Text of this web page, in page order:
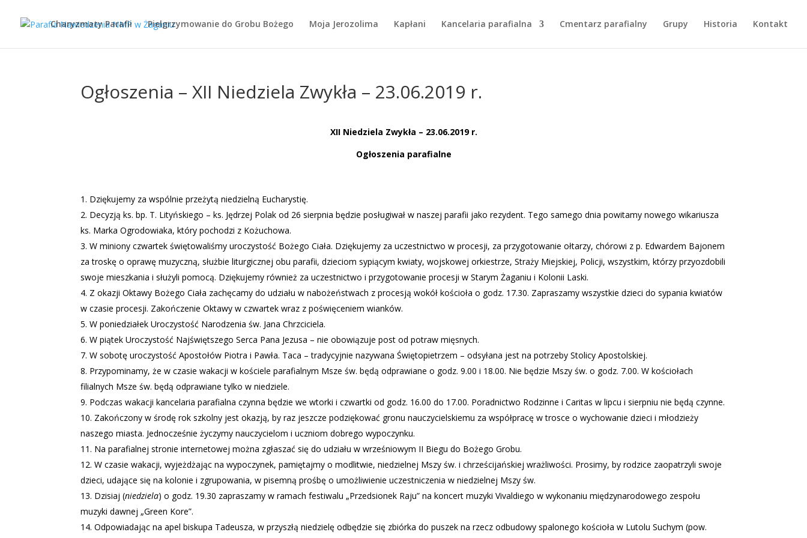
Charyzmaty Parafii Pielgrzymowanie do Grobu Bożego Moja Jerozolima Kapłani Kancelaria parafialna Cmentarz parafialny Grupy Historia Kontakt
Ogłoszenia – XII Niedziela Zwykła – 23.06.2019 r.
XII Niedziela Zwykła – 23.06.2019 r.
Ogłoszenia parafialne
Dziękujemy za wspólnie przeżytą niedzielną Eucharystię.
Decyzją ks. bp. T. Lityńskiego – ks. Jędrzej Polak od 26 sierpnia będzie posługiwał w naszej parafii jako rezydent. Tego samego dnia powitamy nowego wikariusza
ks. Marka Ogrodowiaka, który pochodzi z Kożuchowa.
W miniony czwartek świętowaliśmy uroczystość Bożego Ciała. Dziękujemy za uczestnictwo w procesji, za przygotowanie ołtarzy, chórowi z p. Edwardem Bajonem
za troskę o oprawę muzyczną, służbie liturgicznej obu parafii, dzieciom sypiącym kwiaty, wojskowej orkiestrze, Straży Miejskiej, Policji, wszystkim, którzy przyozdobili
swoje mieszkania i służyli pomocą. Dziękujemy również za uczestnictwo i przygotowanie procesji w Starym Żaganiu i Kolonii Laski.
Z okazji Oktawy Bożego Ciała zachęcamy do udziału w nabożeństwach z procesją wokół kościoła o godz. 17.30. Zapraszamy wszystkie dzieci do sypania kwiatów
w czasie procesji. Zakończenie Oktawy w czwartek wraz z poświęceniem wianków.
W poniedziałek Uroczystość Narodzenia św. Jana Chrzciciela.
W piątek Uroczystość Najświętszego Serca Pana Jezusa – nie obowiązuje post od potraw mięsnych.
W sobotę uroczystość Apostołów Piotra i Pawła. Taca – tradycyjnie nazywana Świętopietrzem – odsyłana jest na potrzeby Stolicy Apostolskiej.
Przypominamy, że w czasie wakacji w kościele parafialnym Msze św. będą odprawiane o godz. 9.00 i 18.00. Nie będzie Mszy św. o godz. 7.00. W kościołach
filialnych Msze św. będą odprawiane tylko w niedziele.
Podczas wakacji kancelaria parafialna czynna będzie we wtorki i czwartki od godz. 16.00 do 17.00. Poradnictwo Rodzinne i Caritas w lipcu i sierpniu nie będą czynne.
Zakończony w środę rok szkolny jest okazją, by raz jeszcze podziękować gronu nauczycielskiemu za współpracę w trosce o wychowanie dzieci i młodzieży
naszego miasta. Jednocześnie życzymy nauczycielom i uczniom dobrego wypoczynku.
Na parafialnej stronie internetowej można zgłaszać się do udziału w wrześniowym II Biegu do Bożego Grobu.
W czasie wakacji, wyjeżdżając na wypoczynek, pamiętajmy o modlitwie, niedzielnej Mszy św. i chrześcijańskiej wrażliwości. Prosimy, by rodzice zaopatrzyli swoje
dzieci, udające się na kolonie i zgrupowania, w pisemną prośbę o umożliwienie uczestniczenia w niedzielnej Mszy św.
Dzisiaj (niedziela) o godz. 19.30 zapraszamy w ramach festiwalu „Przedsionek Raju” na koncert muzyki Vivaldiego w wykonaniu międzynarodowego zespołu
muzyki dawnej „Green Kore”.
Odpowiadając na apel biskupa Tadeusza, w przyszłą niedzielę odbędzie się zbiórka do puszek na rzecz odbudowy spalonego kościoła w Lutolu Suchym (pow.